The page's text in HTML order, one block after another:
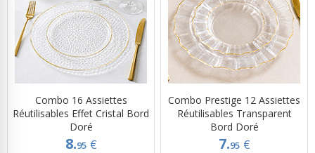
Combo 16 Assiettes
Réutilisables Effet Cristal Bord
Doré
8.95 €
Combo Prestige 12 Assiettes
Réutilisables Transparent
Bord Doré
7.95 €